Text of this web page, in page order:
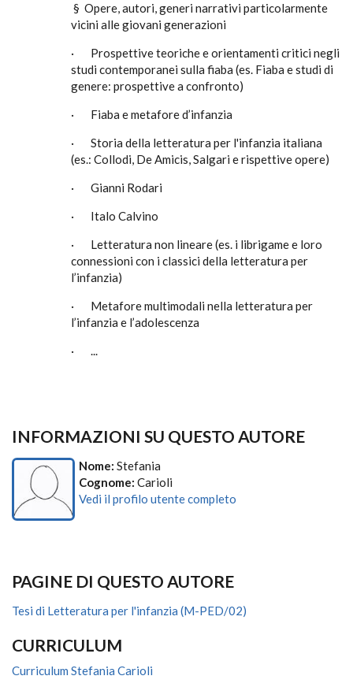
§ Opere, autori, generi narrativi particolarmente
vicini alle giovani generazioni
· Prospettive teoriche e orientamenti critici negli
studi contemporanei sulla fiaba (es. Fiaba e studi di
genere: prospettive a confronto)
· Fiaba e metafore d’infanzia
· Storia della letteratura per l'infanzia italiana
(es.: Collodi, De Amicis, Salgari e rispettive opere)
· Gianni Rodari
· Italo Calvino
· Letteratura non lineare (es. i librigame e loro
connessioni con i classici della letteratura per
l’infanzia)
· Metafore multimodali nella letteratura per
l’infanzia e l’adolescenza
· ...
INFORMAZIONI SU QUESTO AUTORE
Nome: Stefania
Cognome: Carioli
Vedi il profilo utente completo
PAGINE DI QUESTO AUTORE
Tesi di Letteratura per l'infanzia (M-PED/02)
CURRICULUM
Curriculum Stefania Carioli